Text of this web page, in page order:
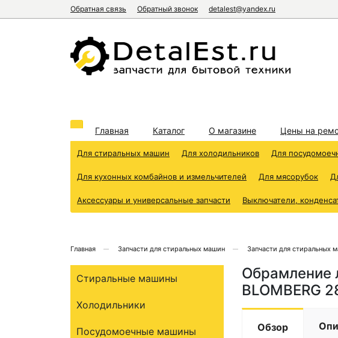
Обратная связь Обратный звонок detalest@yandex.ru
Главная Каталог О магазине Цены на
Для стиральных машин Для холодильников Для
Для кухонных комбайнов и измельчителей Для мясорубок
Аксессуары и универсальные запчасти Выключатели,
Главная Запчасти для стиральных машин Запчасти для стиральных
Обрамление
BLOMBERG
Обзор
Стиральные машины
Холодильники
Посудомоечные машины